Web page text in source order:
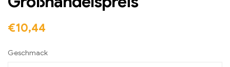
€10,44
Geschmack